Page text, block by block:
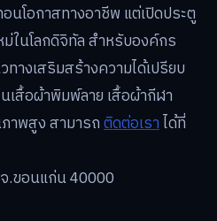
นโอกาสทางอาชีพ แต่เปิดประตู
ในโลกดิจิทัล สำหรับองค์กร
างเสริมสร้างความได้เปรียบ
เสื้อผ้าพิมพ์ลาย เสื้อผ้ากีฬา
าพสูง สามารถติดต่อเราได้ที่
.ขอนแก่น 40000